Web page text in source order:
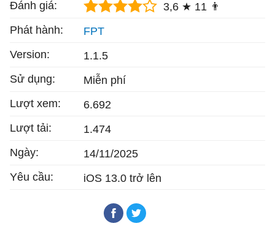
Đánh giá: 3,6 ★ 11 👨
Phát hành:
FPT
Version:
1.1.5
Sử dụng:
Miễn phí
Lượt xem:
6.692
Lượt tải:
1.474
Ngày:
14/11/2025
Yêu cầu:
iOS 13.0 trở lên